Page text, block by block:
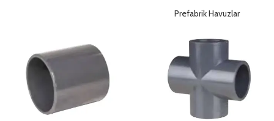
Prefabrik Havuzlar